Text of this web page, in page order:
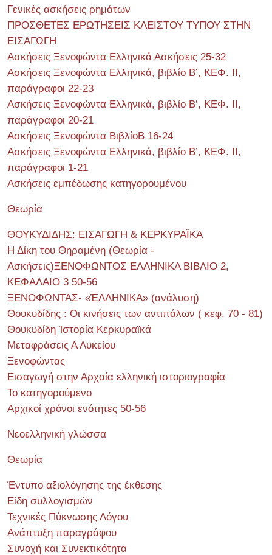
Γενικές ασκήσεις ρημάτων
ΠΡΟΣΘΕΤΕΣ ΕΡΩΤΗΣΕΙΣ ΚΛΕΙΣΤΟΥ ΤΥΠΟΥ ΣΤΗΝ
ΕΙΣΑΓΩΓΗ
Ασκήσεις Ξενοφώντα Ελληνικά Ασκήσεις 25-32
Ασκήσεις Ξενοφώντα Ελληνικά, βιβλίο Β’, ΚΕΦ. II,
παράγραφοι 22-23
Ασκήσεις Ξενοφώντα Ελληνικά, βιβλίο Β’, ΚΕΦ. II,
παράγραφοι 20-21
Ασκήσεις Ξενοφώντα ΒιβλίοΒ 16-24
Ασκήσεις Ξενοφώντα Ελληνικά, βιβλίο Β’, ΚΕΦ. II,
παράγραφοι 1-21
Ασκήσεις εμπέδωσης κατηγορουμένου
Θεωρία
ΘΟΥΚΥΔΙΔΗΣ: ΕΙΣΑΓΩΓΗ & ΚΕΡΚΥΡΑΪΚΑ
Η Δίκη του Θηραμένη (Θεωρία -
Ασκήσεις)ΞΕΝΟΦΩΝΤΟΣ ΕΛΛΗΝΙΚΑ ΒΙΒΛΙΟ 2,
ΚΕΦΑΛΑΙΟ 3 50-56
ΞΕΝΟΦΩΝΤΑΣ- «ἙΛΛΗΝΙΚΑ» (ανάλυση)
Θουκυδίδης : Οι κινήσεις των αντιπάλων ( κεφ. 70 - 81)
Θουκυδίδη Ἱστορία Κερκυραϊκά
Μεταφράσεις Α Λυκείου
Ξενοφώντας
Εισαγωγή στην Αρχαία ελληνική ιστοριογραφία
Το κατηγορούμενο
Αρχικοί χρόνοι ενότητες 50-56
Νεοελληνική γλώσσα
Θεωρία
Έντυπο αξιολόγησης της έκθεσης
Είδη συλλογισμών
Τεχνικές Πύκνωσης Λόγου
Ανάπτυξη παραγράφου
Συνοχή και Συνεκτικότητα